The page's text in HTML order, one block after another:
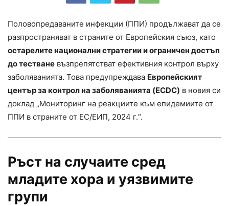
Половопредаваните инфекции (ППИ) продължават да се
разпространяват в страните от Европейския съюз, като
остарелите национални стратегии и ограничен достъп
до тестване възпрепятстват ефективния контрол върху
заболяванията. Това предупреждава Европейският
център за контрол на заболяванията (ECDC) в новия си
доклад „Мониторинг на реакциите към епидемиите от
ППИ в страните от ЕС/ЕИП, 2024 г.“.
Ръст на случаите сред
младите хора и уязвимите
групи